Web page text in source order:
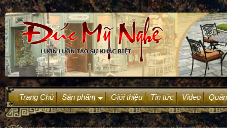
Trang Chủ
+
Sản phẩm Giới thiệu Tin tức Video